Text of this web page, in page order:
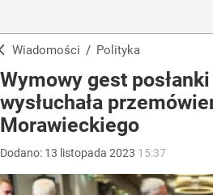
Wiadomości / Polityka
Wymowy gest posłanki
wysłuchała
Morawieckiego
Dodano: 13 listopada 2023 15:37